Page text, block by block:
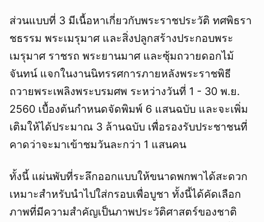
ส่วนแบบที่ 3 มีเนื้อหาเกี่ยวกับพระราชประวัติ ทศพิธรา
ชธรรม พระเมรุมาศ และสิ่งปลูกสร้างประกอบพระ
เมรุมาศ ราชรถ พระยานมาศ และซุ้มถวายดอกไม้
จันทน์ แจกในงานนิทรรศการภายหลังพระราชพิธี
ถวายพระเพลิงพระบรมศพ ระหว่างวันที่ 1 - 30 พ.ย.
2560 เบื้องต้นกำหนดจัดพิมพ์ 6 แสนฉบับ และจะเพิ่ม
เติมให้ได้ประมาณ 3 ล้านฉบับ เพื่อรองรับประชาชนที่
คาดว่าจะมาเข้าชมวันละกว่า 1 แสนคน
ทั้งนี้ แผ่นพับที่ระลึกออกแบบให้ขนาดพกพาได้สะดวก
เหมาะสำหรับนำไปใส่กรอบเพื่อบูชา ทั้งนี้ได้คัดเลือก
ภาพที่มีความสำคัญเป็นภาพประวัติศาสตร์ของชาติ